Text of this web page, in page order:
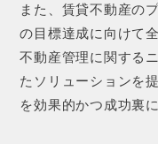
また、賃貸不動産の
の目標達成に向けて
不動産管理に関する
たソリューションを
を効果的かつ成功裏